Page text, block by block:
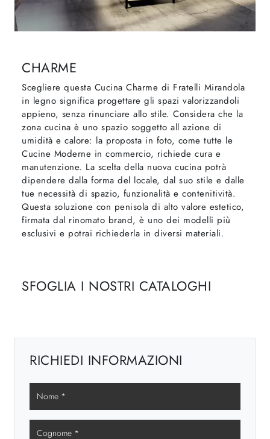
CHARME
Scegliere questa Cucina Charme di Fratelli Mirandola
in legno significa progettare gli spazi valorizzandoli
appieno, senza rinunciare allo stile. Considera che la
zona cucina è uno spazio soggetto all azione di
umidità e calore: la proposta in foto, come tutte le
Cucine Moderne in commercio, richiede cura e
manutenzione. La scelta della nuova cucina potrà
dipendere dalla forma del locale, dal suo stile e dalle
tue necessità di spazio, funzionalità e contenitività.
Questa soluzione con penisola di alto valore estetico,
firmata dal rinomato brand, è uno dei modelli più
esclusivi e potrai richiederla in diversi materiali.
SFOGLIA I NOSTRI CATALOGHI
RICHIEDI INFORMAZIONI